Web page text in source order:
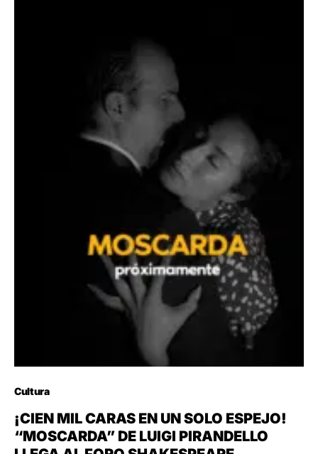
Cultura
¡CIEN MIL CARAS EN UN SOLO ESPEJO!
“MOSCARDA” DE LUIGI PIRANDELLO